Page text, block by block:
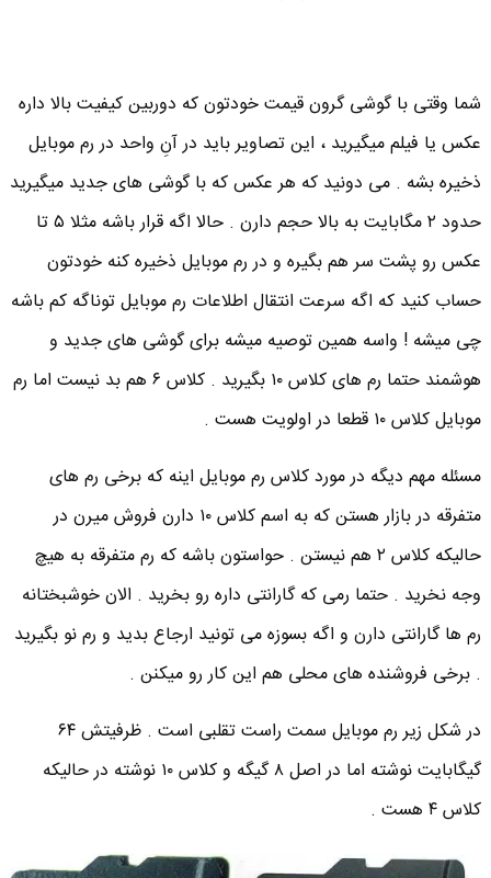
شما وقتی با گوشی گرون قیمت خودتون که دوربین کیفیت بالا داره
عکس یا فیلم میگیرید ، این تصاویر باید در آنِ واحد در رم موبایل
ذخیره بشه . می دونید که هر عکس که با گوشی های جدید میگیرید
حدود ۲ مگابایت به بالا حجم دارن . حالا اگه قرار باشه مثلا ۵ تا
عکس رو پشت سر هم بگیره و در رم موبایل ذخیره کنه خودتون
حساب کنید که اگه سرعت انتقال اطلاعات رم موبایل توناگه کم باشه
چی میشه ! واسه همین توصیه میشه برای گوشی های جدید و
هوشمند حتما رم های کلاس ۱۰ بگیرید . کلاس ۶ هم بد نیست اما رم
موبایل کلاس ۱۰ قطعا در اولویت هست .
مسئله مهم دیگه در مورد کلاس رم موبایل اینه که برخی رم های
متفرقه در بازار هستن که به اسم کلاس ۱۰ دارن فروش میرن در
حالیکه کلاس ۲ هم نیستن . حواستون باشه که رم متفرقه به هیچ
وجه نخرید . حتما رمی که گارانتی داره رو بخرید . الان خوشبختانه
رم ها گارانتی دارن و اگه بسوزه می تونید ارجاع بدید و رم نو بگیرید
. برخی فروشنده های محلی هم این کار رو میکنن .
در شکل زیر رم موبایل سمت راست تقلبی است . ظرفیتش ۶۴
گیگابایت نوشته اما در اصل ۸ گیگه و کلاس ۱۰ نوشته در حالیکه
کلاس ۴ هست .